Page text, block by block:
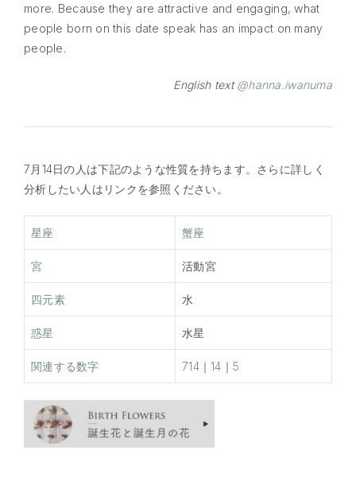
more. Because they are attractive and engaging, what
people born on this date speak has an impact on many
people.
English text@hanna.iwanuma
7月14日の人は下記のような性質を持ちます。さらに詳しく
分析したい人はリンクを参照ください。
星座 蟹座
宮 活動宮
四元素 水
惑星 水星
関連する数字 714｜14 ｜ 5